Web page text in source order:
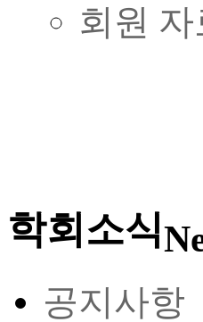
회원 자
학회소식
공지사항